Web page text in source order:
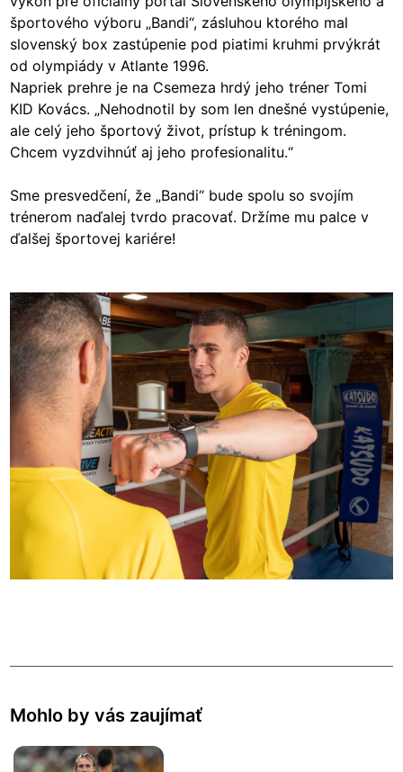
športového výboru „Bandi“, zásluhou ktorého mal
slovenský box zastúpenie pod piatimi kruhmi prvýkrát
od olympiády v Atlante 1996.
Napriek prehre je na Csemeza hrdý jeho tréner Tomi
KID Kovács. „Nehodnotil by som len dnešné vystúpenie,
ale celý jeho športový život, prístup k tréningom.
Chcem vyzdvihnúť aj jeho profesionalitu.“
Sme presvedčení, že „Bandi“ bude spolu so svojím
trénerom naďalej tvrdo pracovať. Držíme mu palce v
ďalšej športovej kariére!
Mohlo by vás zaujímať